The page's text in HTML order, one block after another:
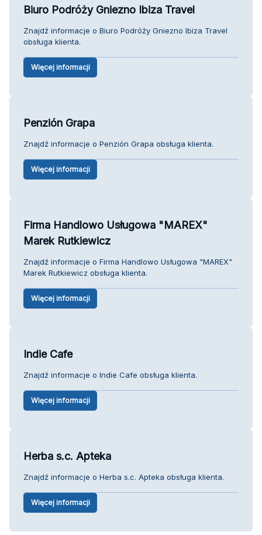
Biuro Podróży Gniezno Ibiza Travel
Znajdź informacje o Biuro Podróży Gniezno Ibiza Travel
obsługa klienta.
Więcej informacji
Penzión Grapa
Znajdź informacje o Penzión Grapa obsługa klienta.
Więcej informacji
Firma Handlowo Usługowa "MAREX"
Marek Rutkiewicz
Znajdź informacje o Firma Handlowo Usługowa "MAREX"
Marek Rutkiewicz obsługa klienta.
Więcej informacji
Indie Cafe
Znajdź informacje o Indie Cafe obsługa klienta.
Więcej informacji
Herba s.c. Apteka
Znajdź informacje o Herba s.c. Apteka obsługa klienta.
Więcej informacji